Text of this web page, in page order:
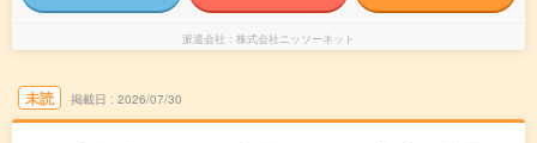
派遣会社 株式会社ニッソーネット
未読 掲載日 2026/07/30